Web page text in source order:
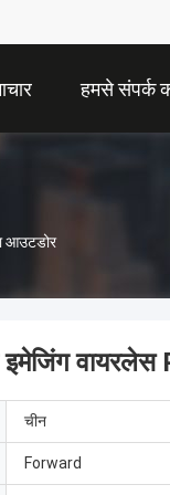
हमसे संपर्क
आउटडोर
चीन
Forward